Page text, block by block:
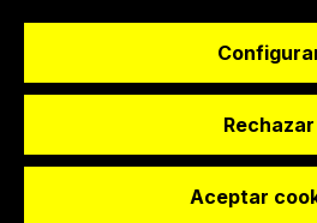
© Dashboard
Rechazar
Aceptar